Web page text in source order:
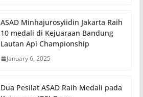
ASAD Minhajurosyiidin Jakarta Raih
10 medali di Kejuaraan Bandung
Lautan Api Championship
January 6, 2025
Dua Pesilat ASAD Raih Medali pada